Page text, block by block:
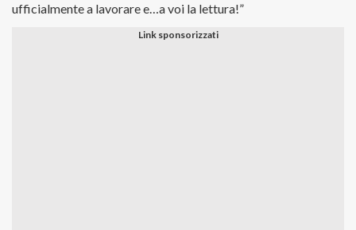
ufficialmente a lavorare e…a voi la lettura!”